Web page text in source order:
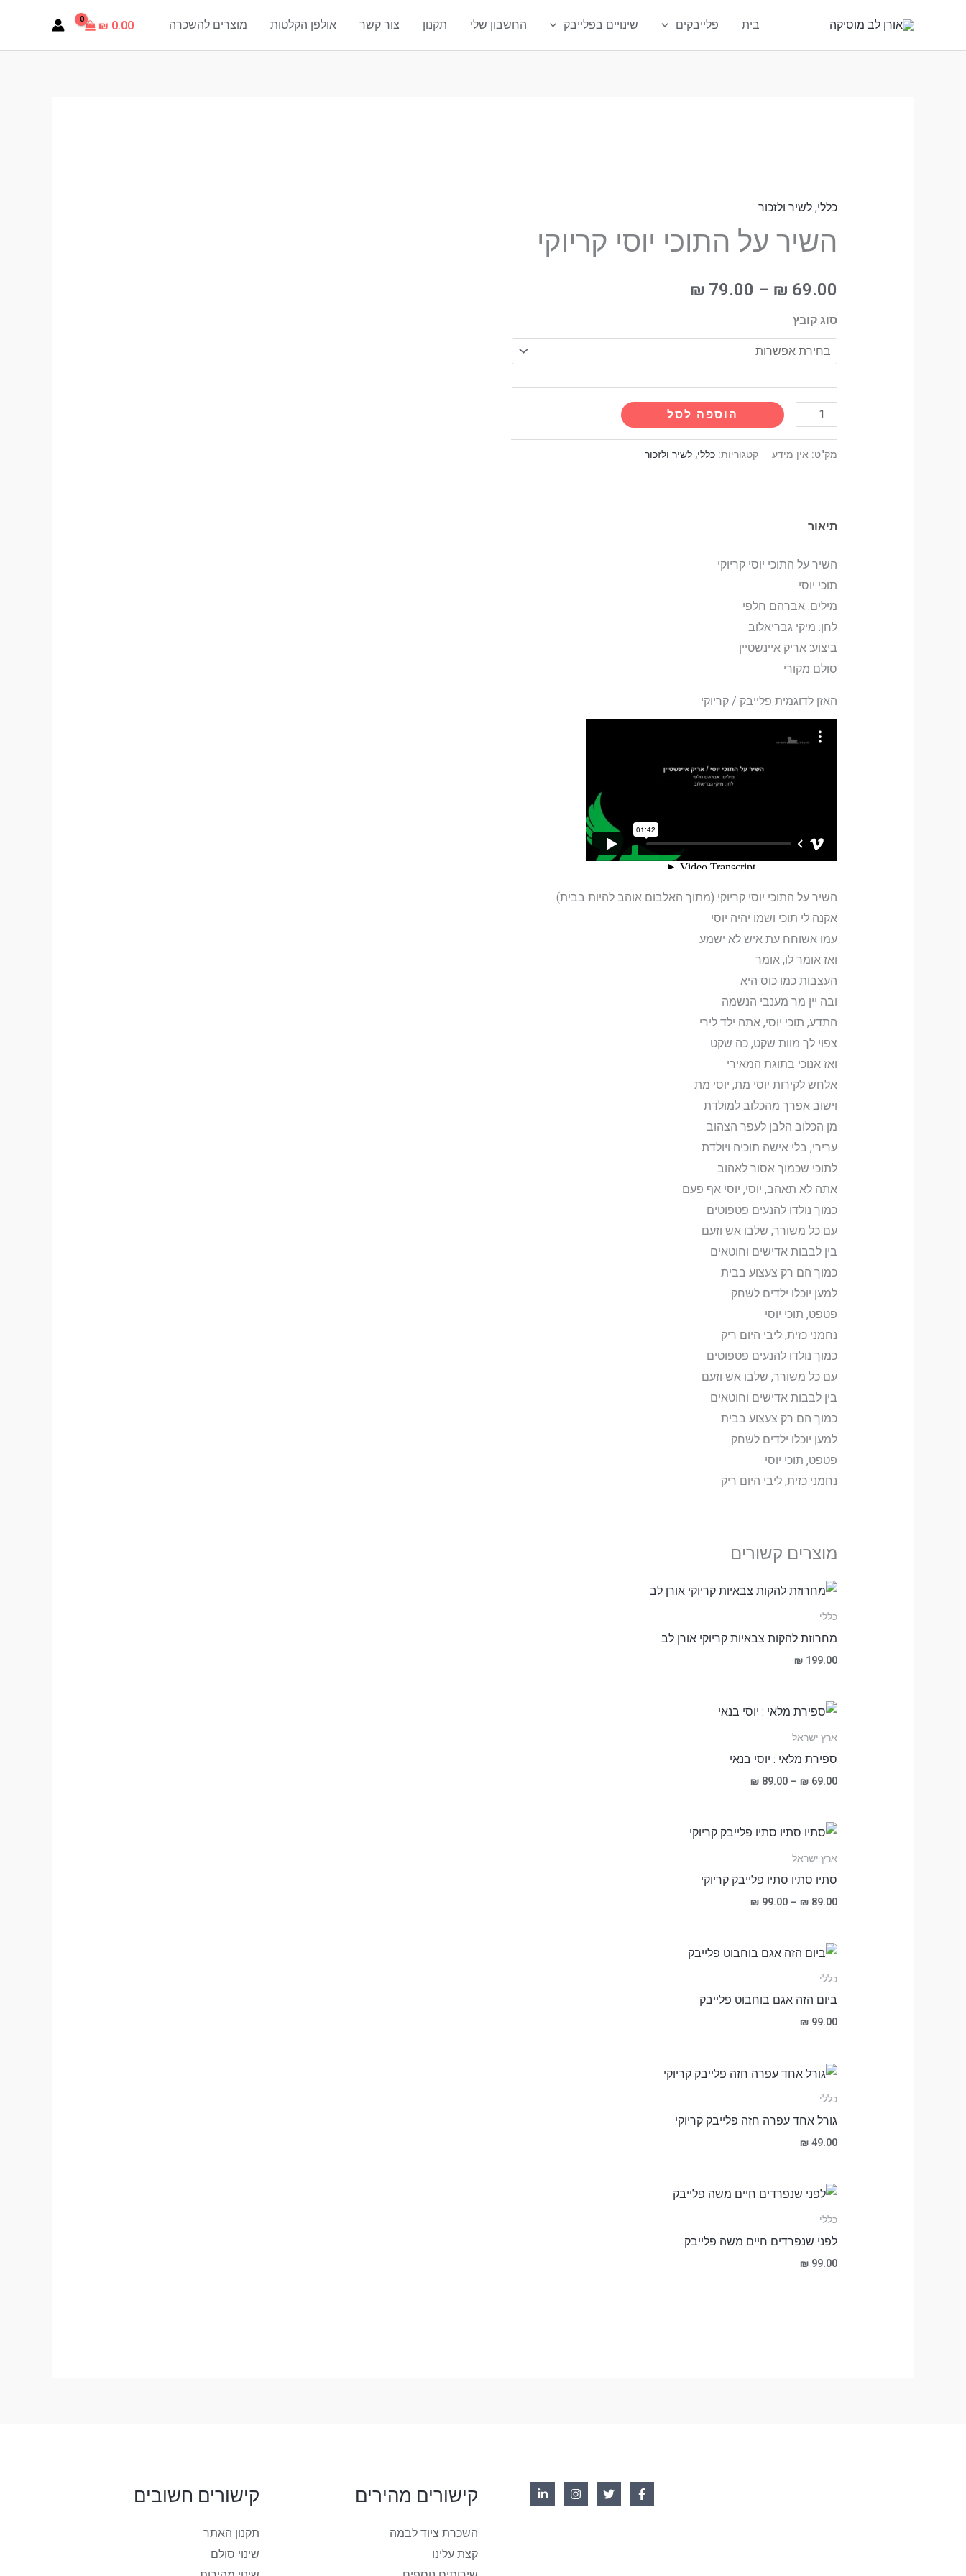
בית פלייבקים שינויים בפלייבק החשבון שלי תקנון צור קשר אולפן הקלטות מוצרים להשכרה ₪ 0.00
כללי, לשיר ולזכור
השיר על התוכי יוסי קריוקי
₪ 69.00
–
₪ 79.00
⁦₪ 69.00⁩
⁦₪ 79.00⁩
סוג קובץ
השיר
התוכי
קריוקי
הוספה לסל
מק"ט: אין מידע קטגוריות: כללי, לשיר ולזכור
תיאור
השיר על התוכי יוסי קריוקי
תוכי יוסי
מילים: אברהם חלפי
לחן: מיקי גבריאלוב
ביצוע: אריק איינשטיין
סולם מקורי
האזן לדוגמית פלייבק / קריוקי
השיר על התוכי יוסי קריוקי (מתוך האלבום אוהב להיות בבית)
אקנה לי תוכי ושמו יהיה יוסי
עמו אשוחח עת איש לא ישמע
ואז אומר לו, אומר
העצבות כמו כוס היא
ובה יין מר מענבי הנשמה
התדע, תוכי יוסי, אתה ילד לירי
צפוי לך מוות שקט, כה שקט
ואז אנוכי בתוגת המאירי
אלחש לקירות יוסי מת, יוסי מת
וישוב אפרך מהכלוב למולדת
מן הכלוב הלבן לעפר הצהוב
ערירי, בלי אישה תוכיה ויולדת
לתוכי שכמוך אסור לאהוב
אתה לא תאהב, יוסי, יוסי אף פעם
כמוך נולדו להנעים פטפוטים
עם כל משורר, שלבו אש וזעם
בין לבבות אדישים וחוטאים
כמוך הם רק צעצוע בבית
למען יוכלו ילדים לשחק
פטפט, תוכי יוסי
נחמני כזית, ליבי היום ריק
כמוך נולדו להנעים פטפוטים
עם כל משורר, שלבו אש וזעם
בין לבבות אדישים וחוטאים
כמוך הם רק צעצוע בבית
למען יוכלו ילדים לשחק
פטפט, תוכי יוסי
נחמני כזית, ליבי היום ריק
מוצרים קשורים
כללי
מחרוזת להקות צבאיות קריוקי אורן לב
₪ 199.00
ארץ ישראל
ספירת מלאי : יוסי בנאי
₪ 69.00
–
₪ 89.00
ארץ ישראל
סתיו סתיו סתיו פלייבק קריוקי
₪ 89.00
–
₪ 99.00
כללי
ביום הזה אגם בוחבוט פלייבק
₪ 99.00
כללי
גורל אחד עפרה חזה פלייבק קריוקי
₪ 49.00
כללי
לפני שנפרדים חיים משה פלייבק
₪ 99.00
קישורים מהירים
השכרת ציוד לבמה
קצת עלינו
קישורים חשובים
תקנון האתר
שינוי סולם